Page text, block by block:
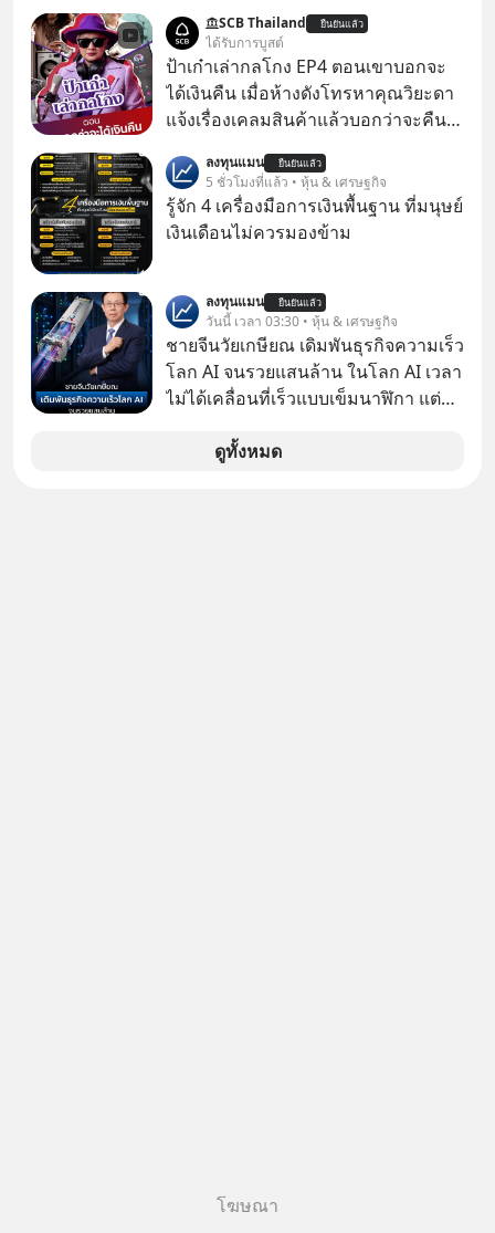
ในโมเดล AI ของบริษัท สามารถเชื่อม
ต่ออินเทอร์เน็ต และเจาะเข้าระบบของ
บริการภายนอกรายหนึ่งได้ ระหว่างการ
ทดสอบความปลอดภัยไซเบอร์
SCB Thailand ยืนยันแล้ว
ได้รับการบูสต์
ป้าเก๋าเล่ากลโกง EP4 ตอนเขาบอกจะ
ได้เงินคืน เมื่อห้างดังโทรหาคุณวิยะดา
แจ้งเรื่องเคลมสินค้าแล้วบอกว่าจะคืน
เรื่องจ้อจี้ หาคำตอบได้ที่ “ป้าเก๋าเล่ากล
โกง” EP4 ตอน “เขาบอกว่าจะได้เงิน
คืน” #ป้าเก๋าเล่ากลโกง #แก้เกมกลโกง
ลงทุนแมน ยืนยันแล้ว
5 ชั่วโมงที่แล้ว • หุ้น & เศรษฐกิจ
รู้จัก 4 เครื่องมือการเงินพื้นฐาน ที่มนุษย์
เงินเดือนไม่ควรมองข้าม
ลงทุนแมน ยืนยันแล้ว
วันนี้ เวลา 03:30 • หุ้น & เศรษฐกิจ
ชายจีนวัยเกษียณ เดิมพันธุรกิจความเร็ว
โลก AI จนรวยแสนล้าน ในโลก AI เวลา
ไม่ได้เคลื่อนที่เร็วแบบเข็มนาฬิกา แต่
ดูทั้งหมด
โฆษณา